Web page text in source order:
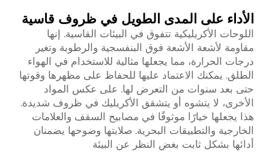
الأداء على المدى الطويل في ظروف قاسية
اللوحات الأكريليكية تتفوق في البيئات القاسية. إنها
مقاومة لأشعة الأشعة فوق البنفسجية والرطوبة وتغير
درجات الحرارة، مما يجعلها مثالية للاستخدام في الهواء
الطلق. يمكنك الاعتماد عليها للحفاظ على مظهرها وقوتها
حتى بعد سنوات من التعرض لها. على عكس المواد
الأخرى، لا يتشوه أو يتشقق الأكريليك في ظروف شديدة.
هذا يجعلها خيارًا موثوقًا في مصابيح السقف والعلامات
الخارجية والتطبيقات البحرية. صلابتها وضوحها يضمنان
أدائها بشكل ثابت بغض النظر عن البيئة